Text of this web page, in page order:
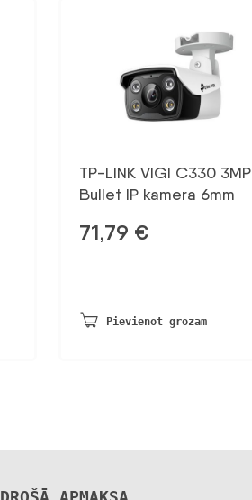
TP-LINK VIGI C330 3MP
Bullet IP kamera 6mm
71,79 €
Pievienot grozam